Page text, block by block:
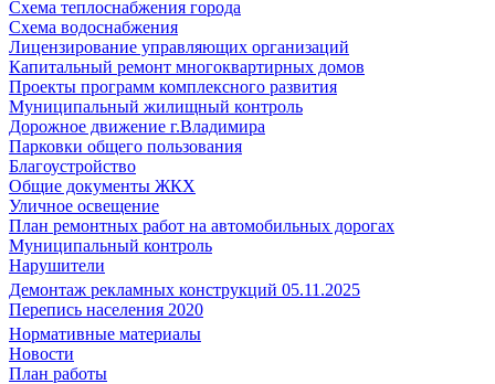
Схема теплоснабжения города
Схема водоснабжения
Лицензирование управляющих организаций
Капитальный ремонт многоквартирных домов
Проекты программ комплексного развития
Муниципальный жилищный контроль
Дорожное движение г.Владимира
Парковки общего пользования
Благоустройство
Общие документы ЖКХ
Уличное освещение
План ремонтных работ на автомобильных дорогах
Муниципальный контроль
Нарушители
Демонтаж рекламных конструкций 05.11.2025
Перепись населения 2020
Нормативные материалы
Новости
План работы